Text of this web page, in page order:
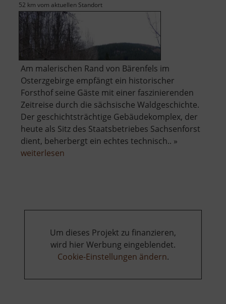
52 km vom aktuellen Standort
Am malerischen Rand von Bärenfels im
Osterzgebirge empfängt ein historischer
Forsthof seine Gäste mit einer faszinierenden
Zeitreise durch die sächsische Waldgeschichte.
Der geschichtsträchtige Gebäudekomplex, der
heute als Sitz des Staatsbetriebes Sachsenforst
dient, beherbergt ein echtes technisch.. »
weiterlesen
Um dieses Projekt zu finanzieren,
wird hier Werbung eingeblendet.
Cookie-Einstellungen ändern.